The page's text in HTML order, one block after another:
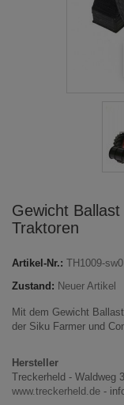
Gewicht
Traktoren
Artikel-Nr.: TH1009-sw0
Zustand: Neuer Artikel
Mit dem Gewicht
der Siku Farmer und
Hersteller
Treckerheld - Waldweg
www.treckerheld.de -